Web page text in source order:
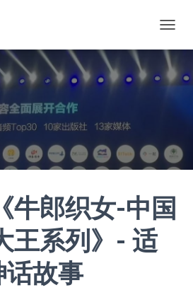
换
导
航
牛郎织女-中国
王系列》- 适
故事